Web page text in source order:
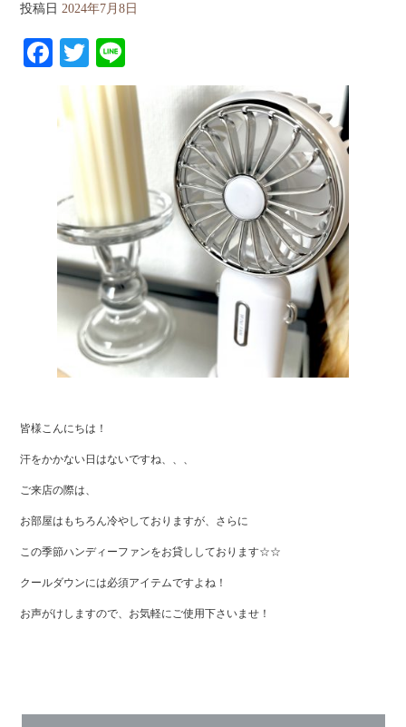
投稿日 2024年7月8日
Fa
ce
bo
ok
T
wi
tte
r
ne
皆様こんにちは！
汗をかかない日はないですね、、、
ご来店の際は、
お部屋はもちろん冷やしておりますが、さらに
この季節ハンディーファンをお貸ししております☆☆
クールダウンには必須アイテムですよね！
お声がけしますので、お気軽にご使用下さいませ！